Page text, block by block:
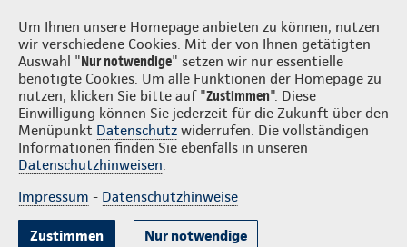
Um Ihnen unsere Homepage anbieten zu können, nutzen
wir verschiedene Cookies. Mit der von Ihnen getätigten
Auswahl "Nur notwendige" setzen wir nur essentielle
benötigte Cookies. Um alle Funktionen der Homepage zu
nutzen, klicken Sie bitte auf "Zustimmen". Diese
Einwilligung können Sie jederzeit für die Zukunft über den
Menüpunkt Datenschutz widerrufen. Die vollständigen
Informationen finden Sie ebenfalls in unseren
Datenschutzhinweisen.
Impressum - Datenschutzhinweise
Zustimmen Nur notwendige
Beatrix Rausch Login